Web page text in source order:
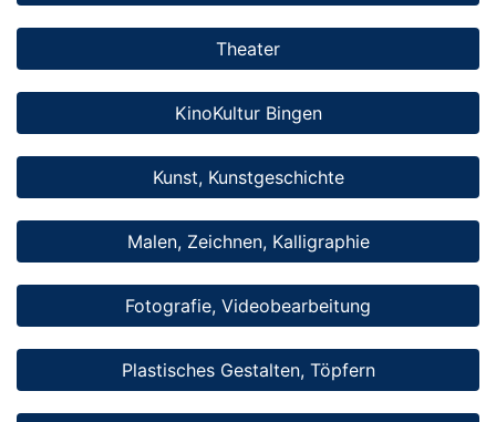
Theater
KinoKultur Bingen
Kunst, Kunstgeschichte
Malen, Zeichnen, Kalligraphie
Fotografie, Videobearbeitung
Plastisches Gestalten, Töpfern